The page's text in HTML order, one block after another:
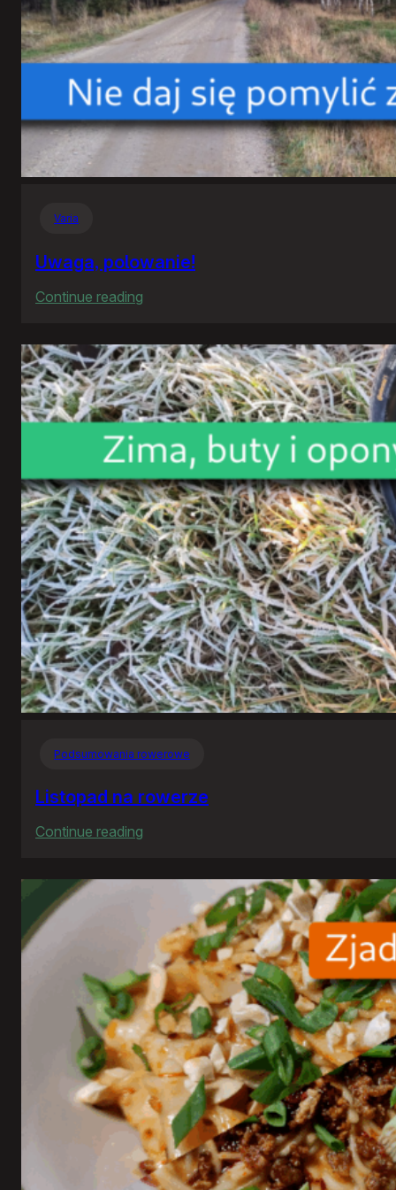
Varia
Uwaga, polowanie!
Continue reading
polowanie!
Podsumowania rowerowe
Listopad na rowerze
Continue reading
na
rowerze